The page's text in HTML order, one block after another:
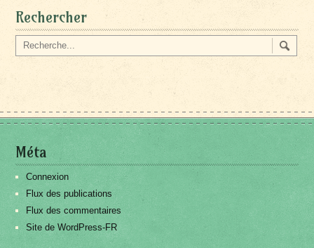
Rechercher
Méta
Connexion
Flux des publications
Flux des commentaires
Site de WordPress-FR